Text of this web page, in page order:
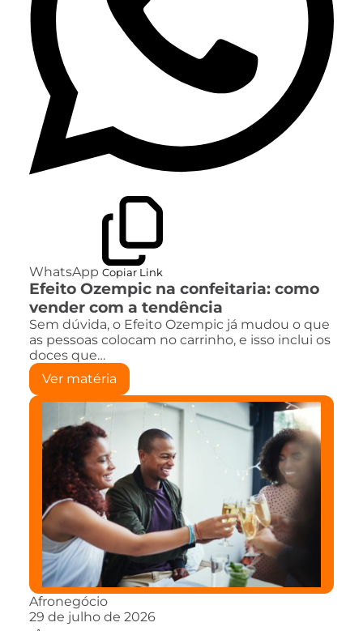
WhatsApp Copiar Link
Efeito Ozempic na confeitaria: como
vender com a tendência
Sem dúvida, o Efeito Ozempic já mudou o que
as pessoas colocam no carrinho, e isso inclui os
doces que…
Ver matéria
Afronegócio
29 de julho de 2026